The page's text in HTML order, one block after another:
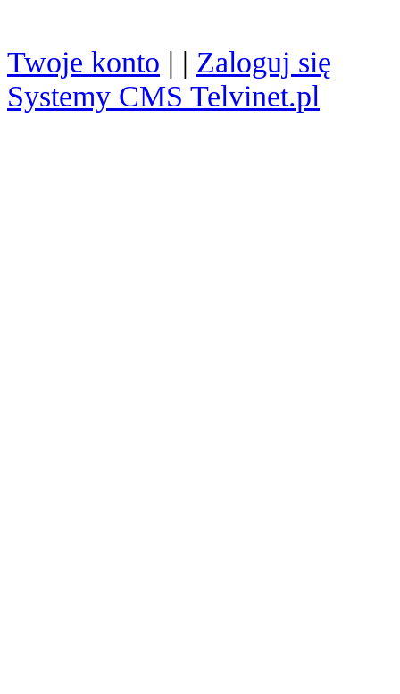
Twoje konto | | Zaloguj się
Systemy CMS Telvinet.pl